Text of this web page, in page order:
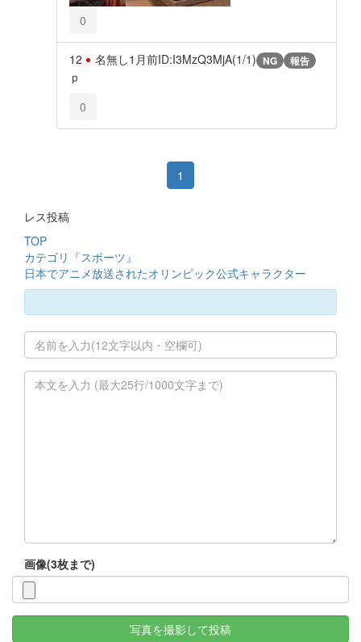
0
12 名無し1月前ID:I3MzQ3MjA(1/1) NG 報告
ｐ
0
1
レス投稿
TOP
カテゴリ『スポーツ』
日本でアニメ放送されたオリンピック公式キャラクター
画像(3枚まで)
写真を撮影して投稿